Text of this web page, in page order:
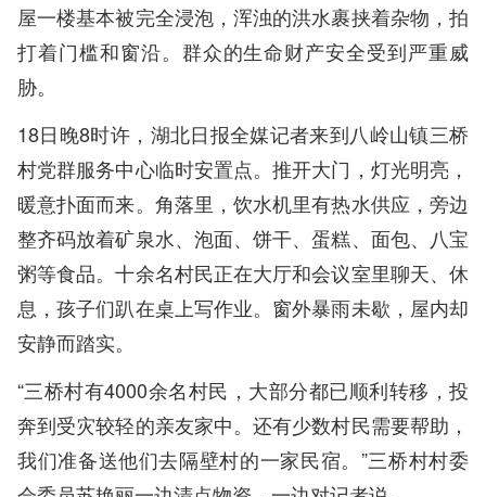
屋一楼基本被完全浸泡，浑浊的洪水裹挟着杂物，拍
打着门槛和窗沿。群众的生命财产安全受到严重威
胁。
18日晚8时许，湖北日报全媒记者来到八岭山镇三桥
村党群服务中心临时安置点。推开大门，灯光明亮，
暖意扑面而来。角落里，饮水机里有热水供应，旁边
整齐码放着矿泉水、泡面、饼干、蛋糕、面包、八宝
粥等食品。十余名村民正在大厅和会议室里聊天、休
息，孩子们趴在桌上写作业。窗外暴雨未歇，屋内却
安静而踏实。
“三桥村有4000余名村民，大部分都已顺利转移，投
奔到受灾较轻的亲友家中。还有少数村民需要帮助，
我们准备送他们去隔壁村的一家民宿。”三桥村村委